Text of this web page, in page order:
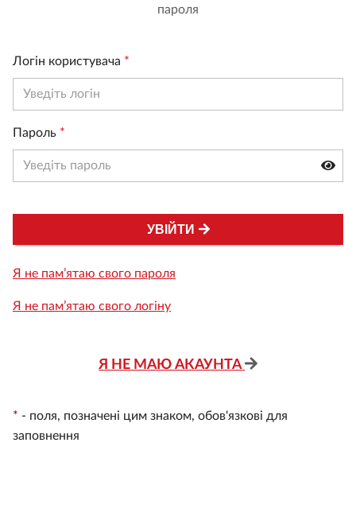
пароля
Логін користувача *
Пароль *
УВІЙТИ
Я не пам’ятаю свого пароля
Я не пам’ятаю свого логіну
Я НЕ МАЮ АКАУНТА
* - поля, позначені цим знаком, обов'язкові для
заповнення